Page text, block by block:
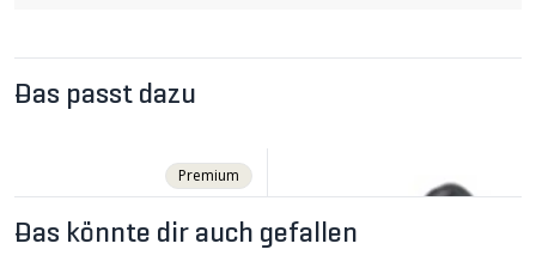
Das passt dazu
Premium
Das könnte dir auch gefallen